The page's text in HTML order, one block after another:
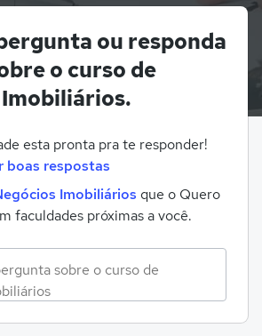
ou responda
o curso de
esta pronta pra te responder!
boas respostas
Imobiliários que o Quero
faculdades próximas a você.